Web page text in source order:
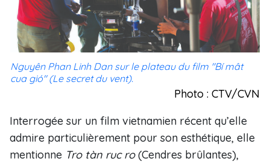
Nguyên Phan Linh Dan sur le plateau du film "Bí mât
cua gió" (Le secret du vent).
Photo : CTV/CVN
Interrogée sur un film vietnamien récent qu’elle
admire particulièrement pour son esthétique, elle
mentionne Tro tàn ruc ro(Cendres brûlantes),